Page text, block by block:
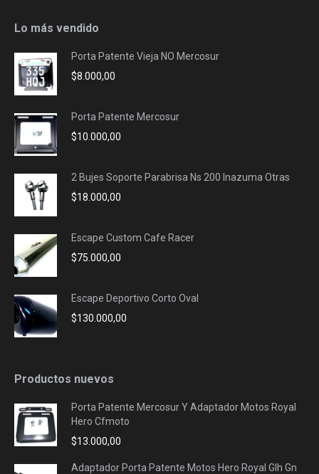
opens
new
window
opens
new
window
opens
new
window
opens
new
window
Lo más vendido
Porta Patente Vieja NO Mercosur
$8.000,00
Porta Patente Mercosur
$10.000,00
2 Bujes Soporte Parabrisa Ns 200 Inazuma Otras
$18.000,00
Escape Custom Cafe Racer
$75.000,00
Escape Deportivo Corto Oval
$130.000,00
Productos nuevos
Porta Patente Mercosur Y Adaptador Motos Royal
Hero Cfmoto
$13.000,00
Adaptador Porta Patente Motos Hero Royal Glh Gn